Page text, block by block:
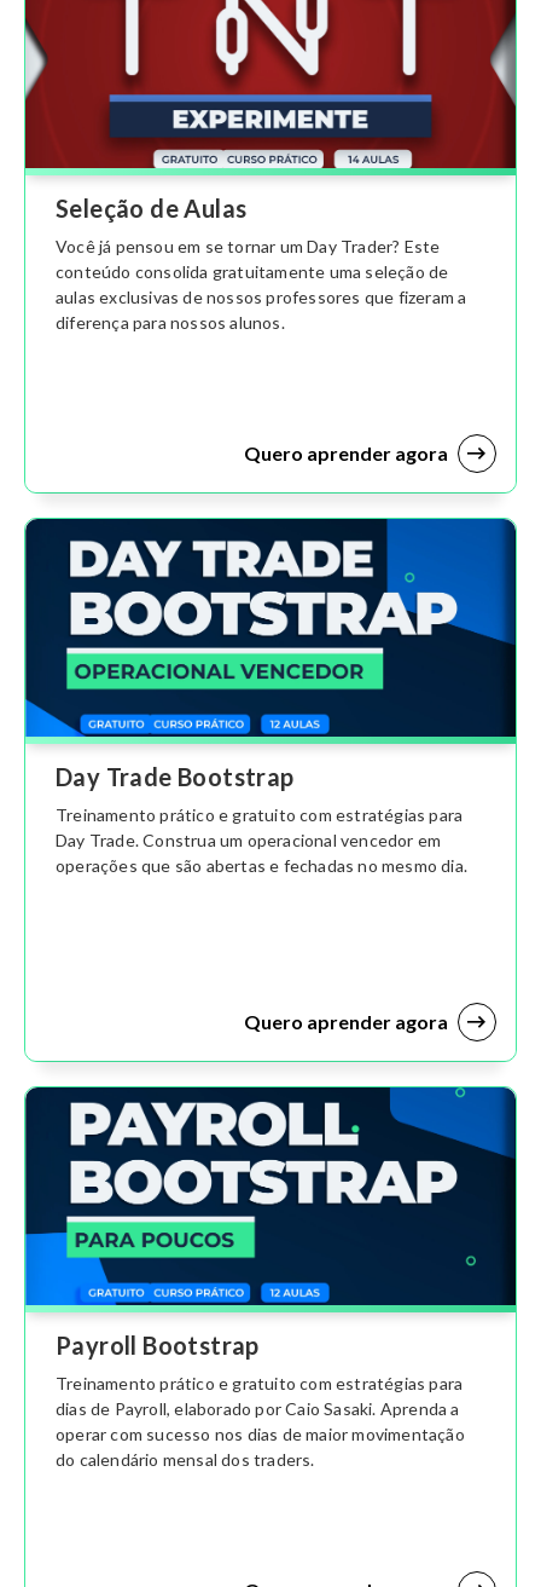
Seleção de Aulas
Você já pensou em se tornar um Day Trader? Este
conteúdo consolida gratuitamente uma seleção de
aulas exclusivas de nossos professores que fizeram a
diferença para nossos alunos.
Quero aprender agora
Day Trade Bootstrap
Treinamento prático e gratuito com estratégias para
Day Trade. Construa um operacional vencedor em
operações que são abertas e fechadas no mesmo dia.
Quero aprender agora
Payroll Bootstrap
Treinamento prático e gratuito com estratégias para
dias de Payroll, elaborado por Caio Sasaki. Aprenda a
operar com sucesso nos dias de maior movimentação
do calendário mensal dos traders.